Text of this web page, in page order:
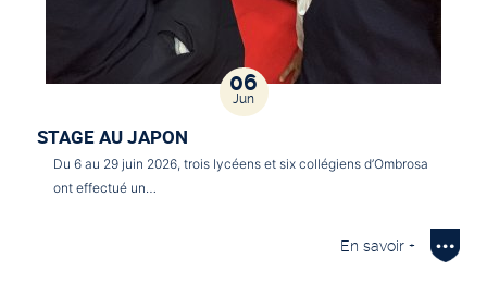
06
Jun
STAGE AU JAPON
Du 6 au 29 juin 2026, trois lycéens et six collégiens d’Ombrosa
ont effectué un…
En savoir +